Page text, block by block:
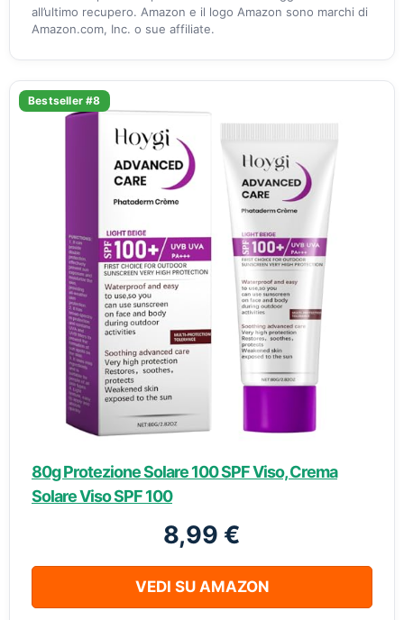
all’ultimo recupero. Amazon e il logo Amazon sono marchi di
Amazon.com, Inc. o sue affiliate.
Bestseller #8
80g Protezione Solare 100 SPF Viso, Crema
Solare Viso SPF 100
8,99 €
VEDI SU AMAZON